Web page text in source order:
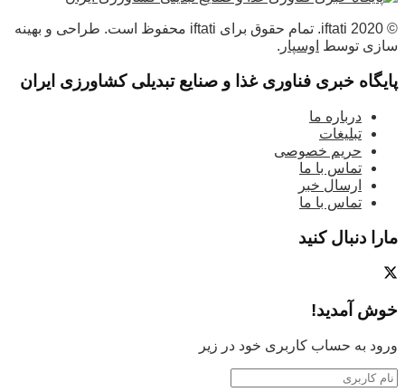
© 2020 iftati. تمام حقوق برای iftati محفوظ است. طراحی و بهینه
سازی توسط اوسپار .
پایگاه خبری فناوری غذا و صنایع تبدیلی کشاورزی ایران
درباره ما
تبلیغات
حریم خصوصی
تماس با ما
ارسال خبر
تماس با ما
مارا دنبال کنید
خوش آمدید!
ورود به حساب کاربری خود در زیر